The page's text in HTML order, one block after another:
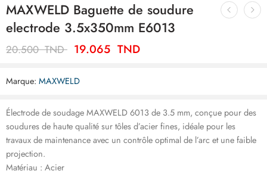
MAXWELD Baguette de soudure
electrode 3.5x350mm E6013
20.500TND 19.065 TND
Marque: MAXWELD
Électrode de soudage MAXWELD 6013 de 3.5 mm, conçue pour des
soudures de haute qualité sur tôles d’acier fines, idéale pour les
travaux de maintenance avec un contrôle optimal de l’arc et une faible
projection.
Matériau : Acier